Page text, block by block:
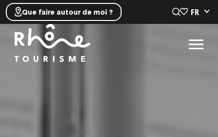
Que faire autour de moi ? FR